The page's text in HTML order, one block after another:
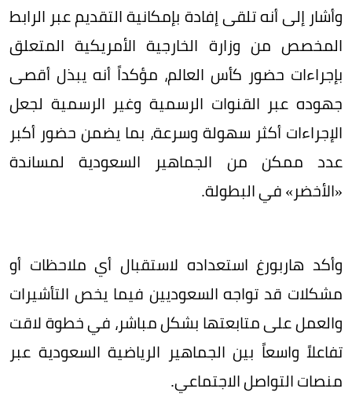
وأشار إلى أنه تلقى إفادة بإمكانية التقديم عبر الرابط
المخصص من وزارة الخارجية الأمريكية المتعلق
بإجراءات حضور كأس العالم، مؤكداً أنه يبذل أقصى
جهوده عبر القنوات الرسمية وغير الرسمية لجعل
الإجراءات أكثر سهولة وسرعة، بما يضمن حضور أكبر
عدد ممكن من الجماهير السعودية لمساندة
«الأخضر» في البطولة.
وأكد هاربورغ استعداده لاستقبال أي ملاحظات أو
مشكلات قد تواجه السعوديين فيما يخص التأشيرات
والعمل على متابعتها بشكل مباشر، في خطوة لاقت
تفاعلاً واسعاً بين الجماهير الرياضية السعودية عبر
منصات التواصل الاجتماعي.